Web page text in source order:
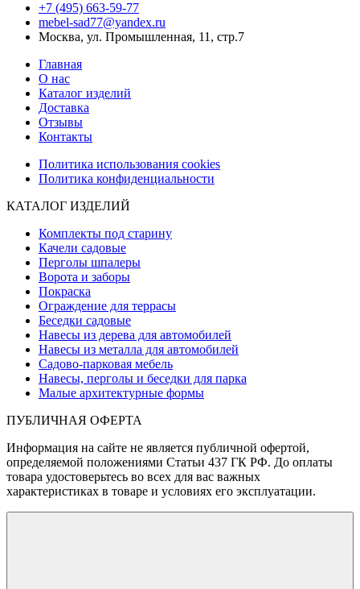
+7 (495) 663-59-77
mebel-sad77@yandex.ru
Москва, ул. Промышленная, 11, стр.7
Главная
О нас
Каталог изделий
Доставка
Отзывы
Контакты
Политика использования cookies
Политика конфиденциальности
КАТАЛОГ ИЗДЕЛИЙ
Комплекты под старину
Качели садовые
Перголы шпалеры
Ворота и заборы
Покраска
Ограждение для террасы
Беседки садовые
Навесы из дерева для автомобилей
Навесы из металла для автомобилей
Садово-парковая мебель
Навесы, перголы и беседки для парка
Малые архитектурные формы
ПУБЛИЧНАЯ ОФЕРТА
Информация на сайте не является публичной офертой,
определяемой положениями Статьи 437 ГК РФ. До оплаты
товара удостоверьтесь во всех для вас важных
характеристиках в товаре и условиях его эксплуатации.